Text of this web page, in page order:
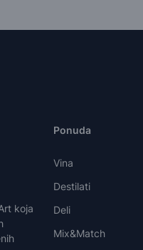
koja
Ponuda
Vina
Destilati
Deli
Mix&Match